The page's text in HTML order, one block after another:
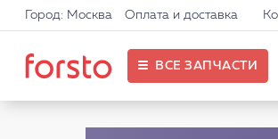
Город: Москва Оплата и доставка
ВСЕ ЗАПЧАСТИ